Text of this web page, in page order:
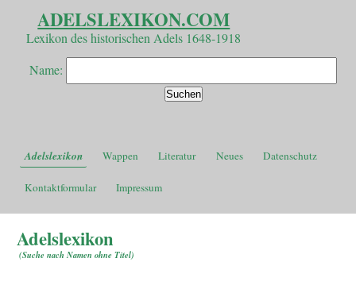
ADELSLEXIKON.COM
Lexikon des historischen Adels 1648-1918
Name:
Adelslexikon Wappen Literatur Neues Datenschutz
Kontaktformular Impressum
Adelslexikon
(Suche nach Namen ohne Titel)